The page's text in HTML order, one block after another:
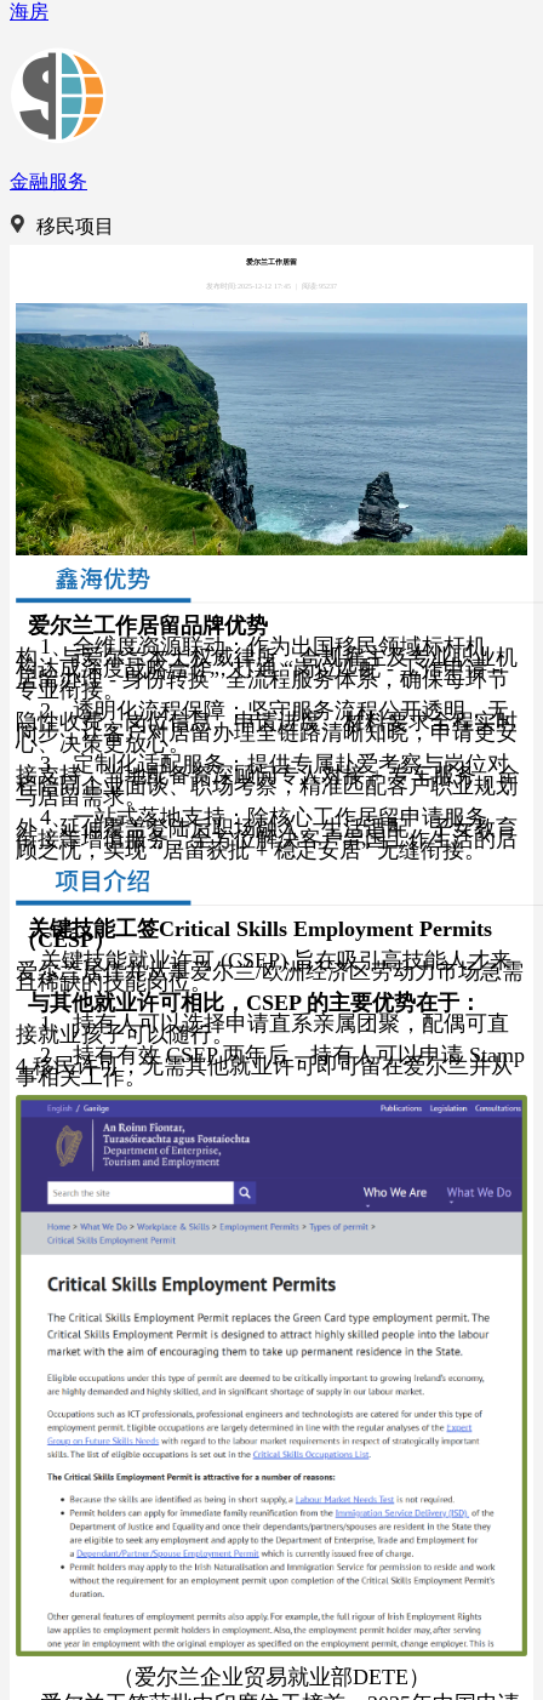
海房
金融服务
移民项目
爱尔兰工作居留
发布时间:2025-12-12 17:45 阅读:95237
爱尔兰工作居留品牌优势
1、全维度资源联动：作为出国移民领域标杆机
构，与爱尔兰本土权威律所、合规雇主及专业职业机
构达成深度战略合作，打通 “岗位匹配 - 工作申请 -
居留办理 - 身份转换” 全流程服务体系，确保每环节
专业衔接。
2、透明化流程保障：坚守服务流程公开透明，无
隐性收费，岗位信息、申请进度、材料要求全程实时
同步，让客户对居留办理全链路清晰知晓，申请更安
心、决策更放心。
3、定制化适配服务：提供专属赴爱考察与岗位对
接支持，当地配备资深顾问专人对接 + 专车服务，全
程陪同企业面谈、职场考察，精准匹配客户职业规划
与居留需求。
4、一站式落地支持：除核心工作居留申请服务
外，延伸覆盖登陆后职场融入、生活适配、子女教育
衔接等增值服务，全方位解决客户异国工作生活的后
顾之忧，实现 “居留获批 + 稳定安居” 无缝衔接。
关键技能工签Critical Skills Employment Permits
（CESP）
关键技能就业许可 (CSEP) 旨在吸引高技能人才来
爱尔兰居住并从事爱尔兰/欧洲经济区劳动力市场急需
且稀缺的技能岗位。
与其他就业许可相比，CSEP 的主要优势在于：
1、持有人可以选择申请直系亲属团聚，配偶可直
接就业孩子可以随行。
2、持有有效 CSEP 两年后，持有人可以申请 Stamp
4 移民许可，无需其他就业许可即可留在爱尔兰并从
事相关工作。
（爱尔兰企业贸易就业部DETE）